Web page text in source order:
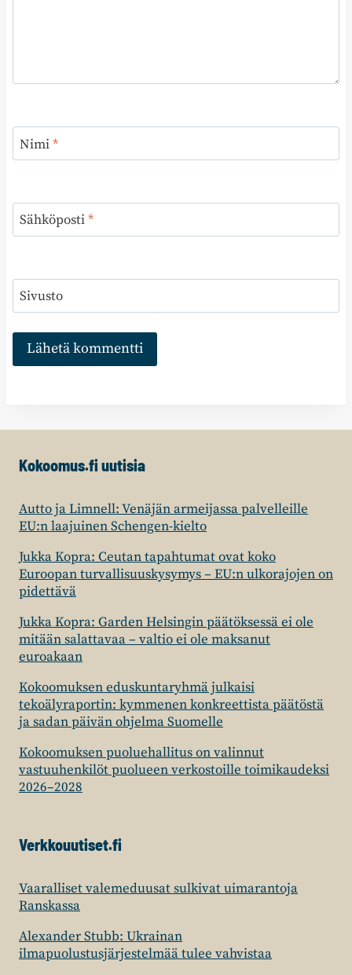
Nimi*
Sähköposti*
Sivusto
Kokoomus.fi uutisia
Autto ja Limnell: Venäjän armeijassa palvelleille
EU:n laajuinen Schengen-kielto
Jukka Kopra: Ceutan tapahtumat ovat koko
Euroopan turvallisuuskysymys – EU:n ulkorajojen on
pidettävä
Jukka Kopra: Garden Helsingin päätöksessä ei ole
mitään salattavaa – valtio ei ole maksanut
euroakaan
Kokoomuksen eduskuntaryhmä julkaisi
tekoälyraportin: kymmenen konkreettista päätöstä
ja sadan päivän ohjelma Suomelle
Kokoomuksen puoluehallitus on valinnut
vastuuhenkilöt puolueen verkostoille toimikaudeksi
2026–2028
Verkkouutiset.fi
Vaaralliset valemeduusat sulkivat uimarantoja
Ranskassa
Alexander Stubb: Ukrainan
ilmapuolustusjärjestelmää tulee vahvistaa